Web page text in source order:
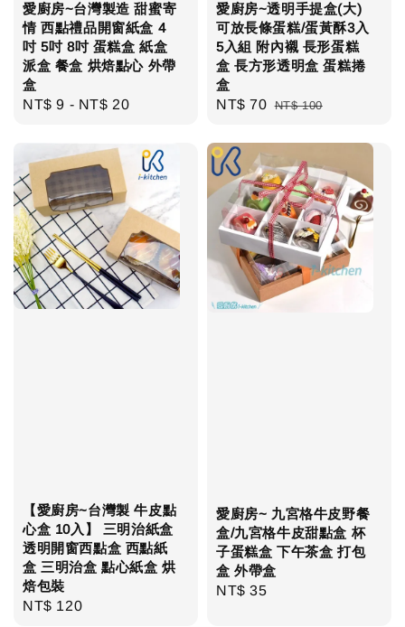
愛廚房~台灣製造 甜蜜寄
情 西點禮品開窗紙盒 4
吋 5吋 8吋 蛋糕盒 紙盒
派盒 餐盒 烘焙點心 外帶
盒
Regular
NT$ 9 - NT$ 20
愛廚房~透明手提盒(大)
可放長條蛋糕/蛋黃酥3入
5入組 附內襯 長形蛋糕
盒 長方形透明盒 蛋糕捲
盒
Sale
NT$ 70 Regular
NT$ 100
【愛廚房~台灣製 牛皮點
心盒 10入】 三明治紙盒
透明開窗西點盒 西點紙
盒 三明治盒 點心紙盒 烘
焙包裝
Regular
NT$ 120
愛廚房~ 九宮格牛皮野餐
盒/九宮格牛皮甜點盒 杯
子蛋糕盒 下午茶盒 打包
盒 外帶盒
Regular
NT$ 35